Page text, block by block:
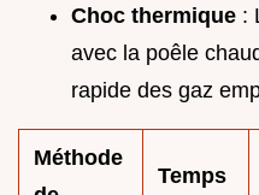
Choc thermique :
avec la poêle
rapide des gaz
Méthode
Temps